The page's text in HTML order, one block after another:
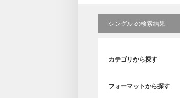
シングル の検索結果
カテゴリから探す
フォーマットから探す